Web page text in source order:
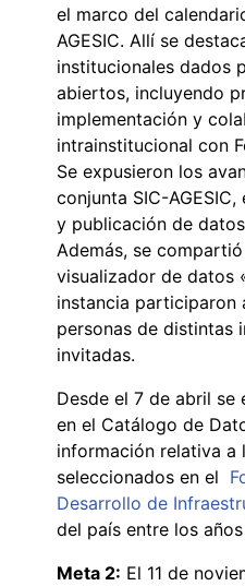
el marco del
AGESIC. Allí se
institucionales dados
abiertos, incluyendo
implementación y
intrainstitucional con
Se expusieron los
conjunta SIC-
y publicación de
Además, se
visualizador de datos
instancia participaron
personas de distintas
invitadas.
Desde el 7 de abril se
en el Catálogo de
información relativa a
seleccionados en el
Desarrollo de
del país entre los
Meta 2: El 11 de